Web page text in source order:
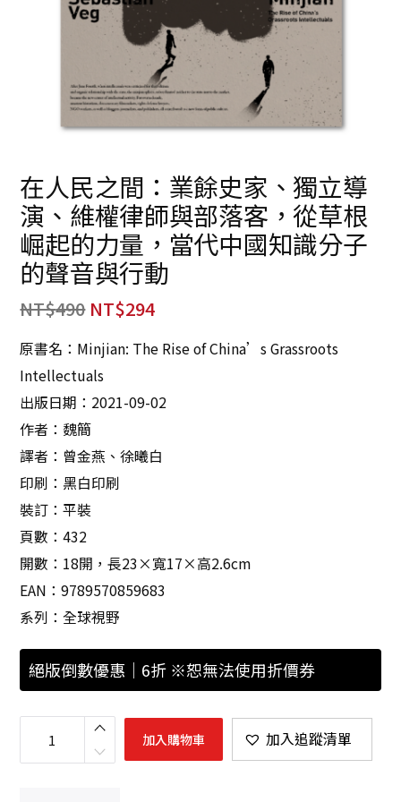
在人民之間：業餘史家、獨立導
演、維權律師與部落客，從草根
崛起的力量，當代中國知識分子
的聲音與行動
NT$490 NT$294
原書名：Minjian: The Rise of China’s Grassroots
Intellectuals
出版日期：2021-09-02
作者：魏簡
譯者：曾金燕、徐曦白
印刷：黑白印刷
裝訂：平裝
頁數：432
開數：18開，長23×寬17×高2.6cm
EAN：9789570859683
系列：全球視野
絕版倒數優惠｜6折 ※恕無法使用折價券
在
之
加入購物車 加入追蹤清單